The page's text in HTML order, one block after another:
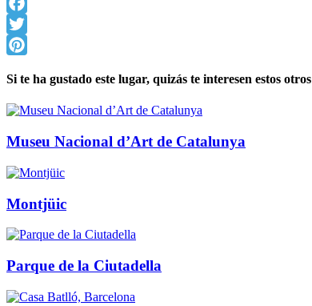
Facebook
Twitter
Si te ha gustado este lugar, quizás te interesen estos otros
Museu Nacional d’Art de Catalunya
Montjüic
Parque de la Ciutadella